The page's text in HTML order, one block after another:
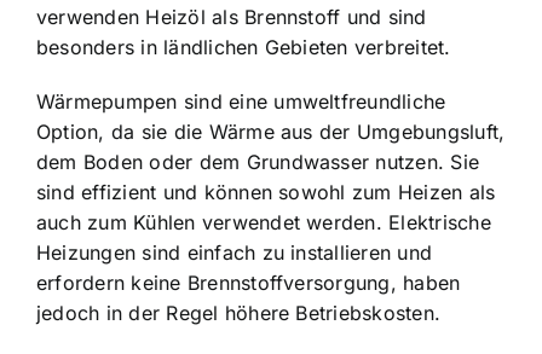
verwenden Heizöl als Brennstoff und sind
besonders in ländlichen Gebieten verbreitet.
Wärmepumpen sind eine umweltfreundliche
Option, da sie die Wärme aus der Umgebungsluft,
dem Boden oder dem Grundwasser nutzen. Sie
sind effizient und können sowohl zum Heizen als
auch zum Kühlen verwendet werden. Elektrische
Heizungen sind einfach zu installieren und
erfordern keine Brennstoffversorgung, haben
jedoch in der Regel höhere Betriebskosten.